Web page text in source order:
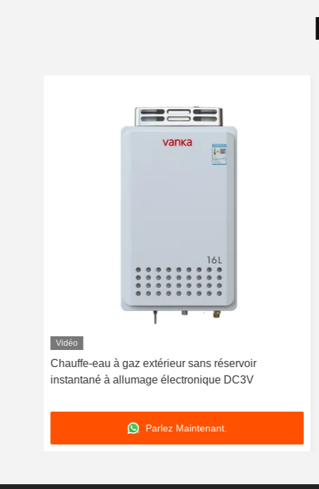
Vidéo
Chauffe-eau à gaz extérieur sans réservoir
instantané à allumage électronique DC3V
Parlez Maintenant.